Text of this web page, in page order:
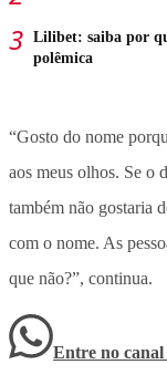
Lilibet: saiba por
polêmica
“Gosto do nome
aos meus olhos. Se o
também não gostaria
com o nome. As
que não?”, continua.
Entre no